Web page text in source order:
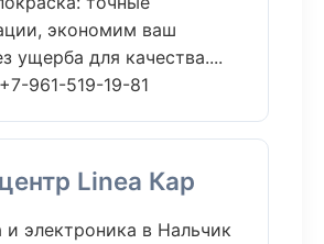
экономим ваш
ущерба для качества....
+7-961-519-19-81
Linea Кар
и электроника в Нальчик